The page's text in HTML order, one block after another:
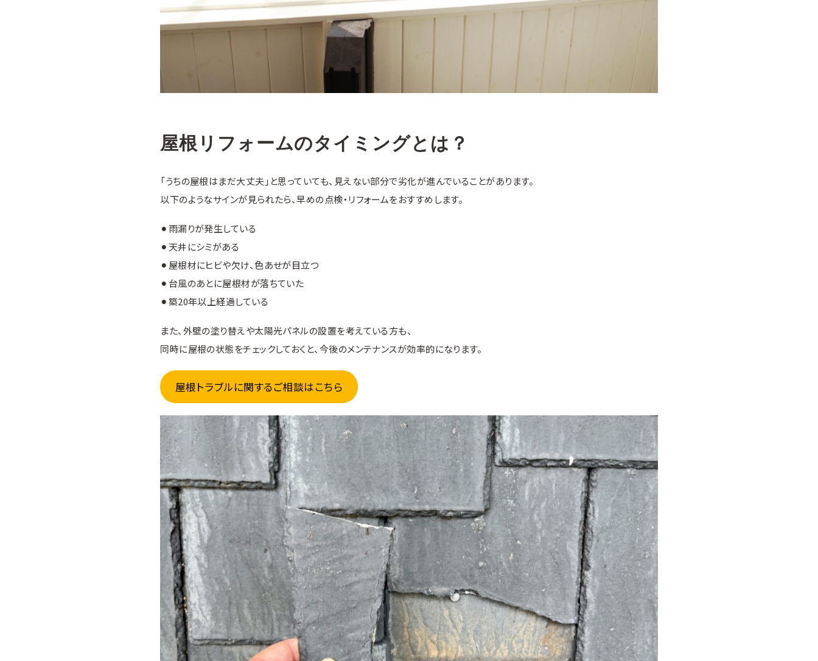
屋根リフォームのタイミングとは？
「うちの屋根はまだ大丈夫」と思っていても、見えない部分で劣化が進んでいることがあります。
以下のようなサインが見られたら、早めの点検・リフォームをおすすめします。
⚫︎雨漏りが発生している
⚫︎天井にシミがある
⚫︎屋根材にヒビや欠け、色あせが目立つ
⚫︎台風のあとに屋根材が落ちていた
⚫︎築20年以上経過している
また、外壁の塗り替えや太陽光パネルの設置を考えている方も、
同時に屋根の状態をチェックしておくと、今後のメンテナンスが効率的になります。
屋根トラブルに関するご相談はこちら